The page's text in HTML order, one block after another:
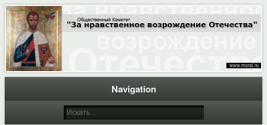
Moral.Ru
Общественный Комитет "За нравственное возрождение Отечества"
Navigation